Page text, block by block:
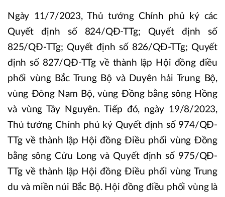
Ngày 11/7/2023, Thủ tướng Chính phủ ký các
Quyết định số 824/QĐ-TTg; Quyết định số
825/QĐ-TTg; Quyết định số 826/QĐ-TTg; Quyết
định số 827/QĐ-TTg về thành lập Hội đồng điều
phối vùng Bắc Trung Bộ và Duyên hải Trung Bộ,
vùng Đông Nam Bộ, vùng Đồng bằng sông Hồng
và vùng Tây Nguyên. Tiếp đó, ngày 19/8/2023,
Thủ tướng Chính phủ ký Quyết định số 974/QĐ-
TTg về thành lập Hội đồng Điều phối vùng Đồng
bằng sông Cửu Long và Quyết định số 975/QĐ-
TTg về thành lập Hội đồng Điều phối vùng Trung
du và miền núi Bắc Bộ. Hội đồng điều phối vùng là